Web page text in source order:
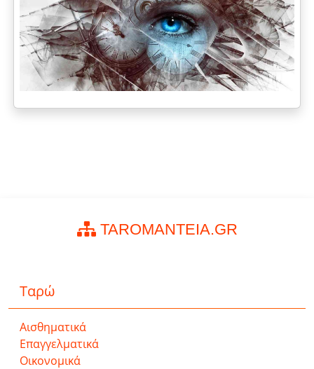
TAROMANTEIA.GR
Ταρώ
Αισθηματικά
Επαγγελματικά
Οικονομικά